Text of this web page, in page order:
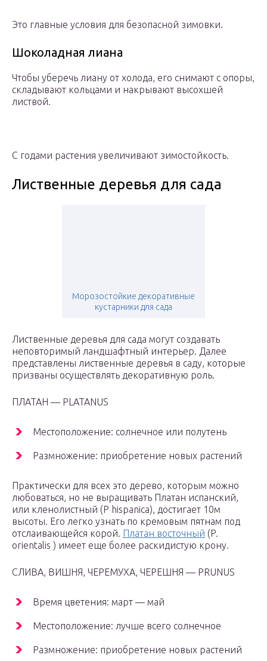
Это главные условия для безопасной зимовки.
Шоколадная лиана
Чтобы уберечь лиану от холода, его снимают с опоры,
складывают кольцами и накрывают высохшей
листвой.
С годами растения увеличивают зимостойкость.
Лиственные деревья для сада
Морозостойкие декоративные
кустарники для сада
Лиственные деревья для сада могут создавать
неповторимый ландшафтный интерьер. Далее
представлены лиственные деревья в саду, которые
призваны осуществлять декоративную роль.
ПЛАТАН — PLATANUS
Местоположение: солнечное или полутень
Размножение: приобретение новых растений
Практически для всех это дерево, которым можно
любоваться, но не выращивать Платан испанский,
или кленолистный (P hispanica), достигает 10м
высоты. Его легко узнать по кремовым пятнам под
отслаивающейся корой. Платан восточный (P.
orientalis ) имеет еще более раскидистую крону.
СЛИВА, ВИШНЯ, ЧЕРЕМУХА, ЧЕРЕШНЯ — PRUNUS
Время цветения: март — май
Местоположение: лучше всего солнечное
Размножение: приобретение новых растений